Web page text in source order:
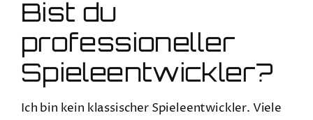
Bist du
professioneller
Spieleentwickler?
Ich bin kein klassischer Spieleentwickler. Viele